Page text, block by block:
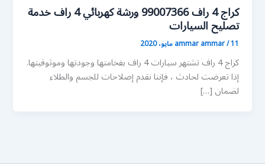
كراج 4 راف 99007366 ورشة كهربائي 4 راف خدمة
تصليح السيارات
ammar ammar/11 مايو، 2020
كراج 4 راف تشتهر سيارات 4 راف بفخامتها وجودتها وموثوقيتها.
إذا تعرضت لحادث ، فإننا نقدم إصلاحات للجسم والطلاء
لضمان […]